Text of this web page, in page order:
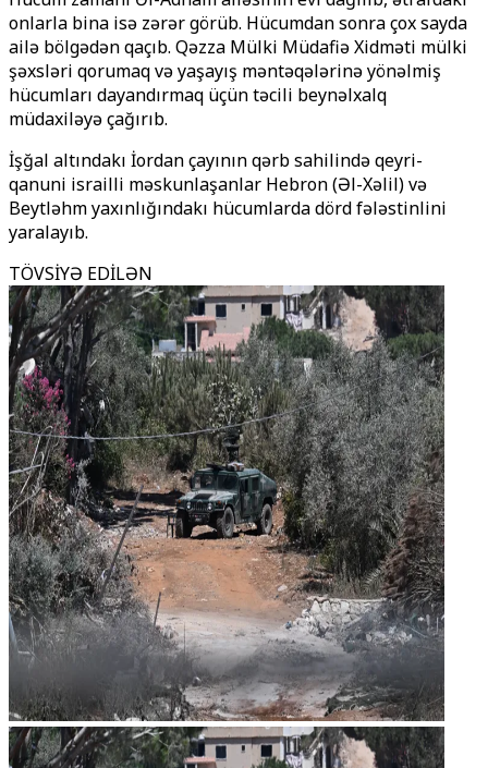
onlarla bina isə zərər görüb. Hücumdan sonra çox sayda
ailə bölgədən qaçıb. Qəzza Mülki Müdafiə Xidməti mülki
şəxsləri qorumaq və yaşayış məntəqələrinə yönəlmiş
hücumları dayandırmaq üçün təcili beynəlxalq
müdaxiləyə çağırıb.
İşğal altındakı İordan çayının qərb sahilində qeyri-
qanuni israilli məskunlaşanlar Hebron (Əl-Xəlil) və
Beytləhm yaxınlığındakı hücumlarda dörd fələstinlini
yaralayıb.
TÖVSİYƏ EDİLƏN